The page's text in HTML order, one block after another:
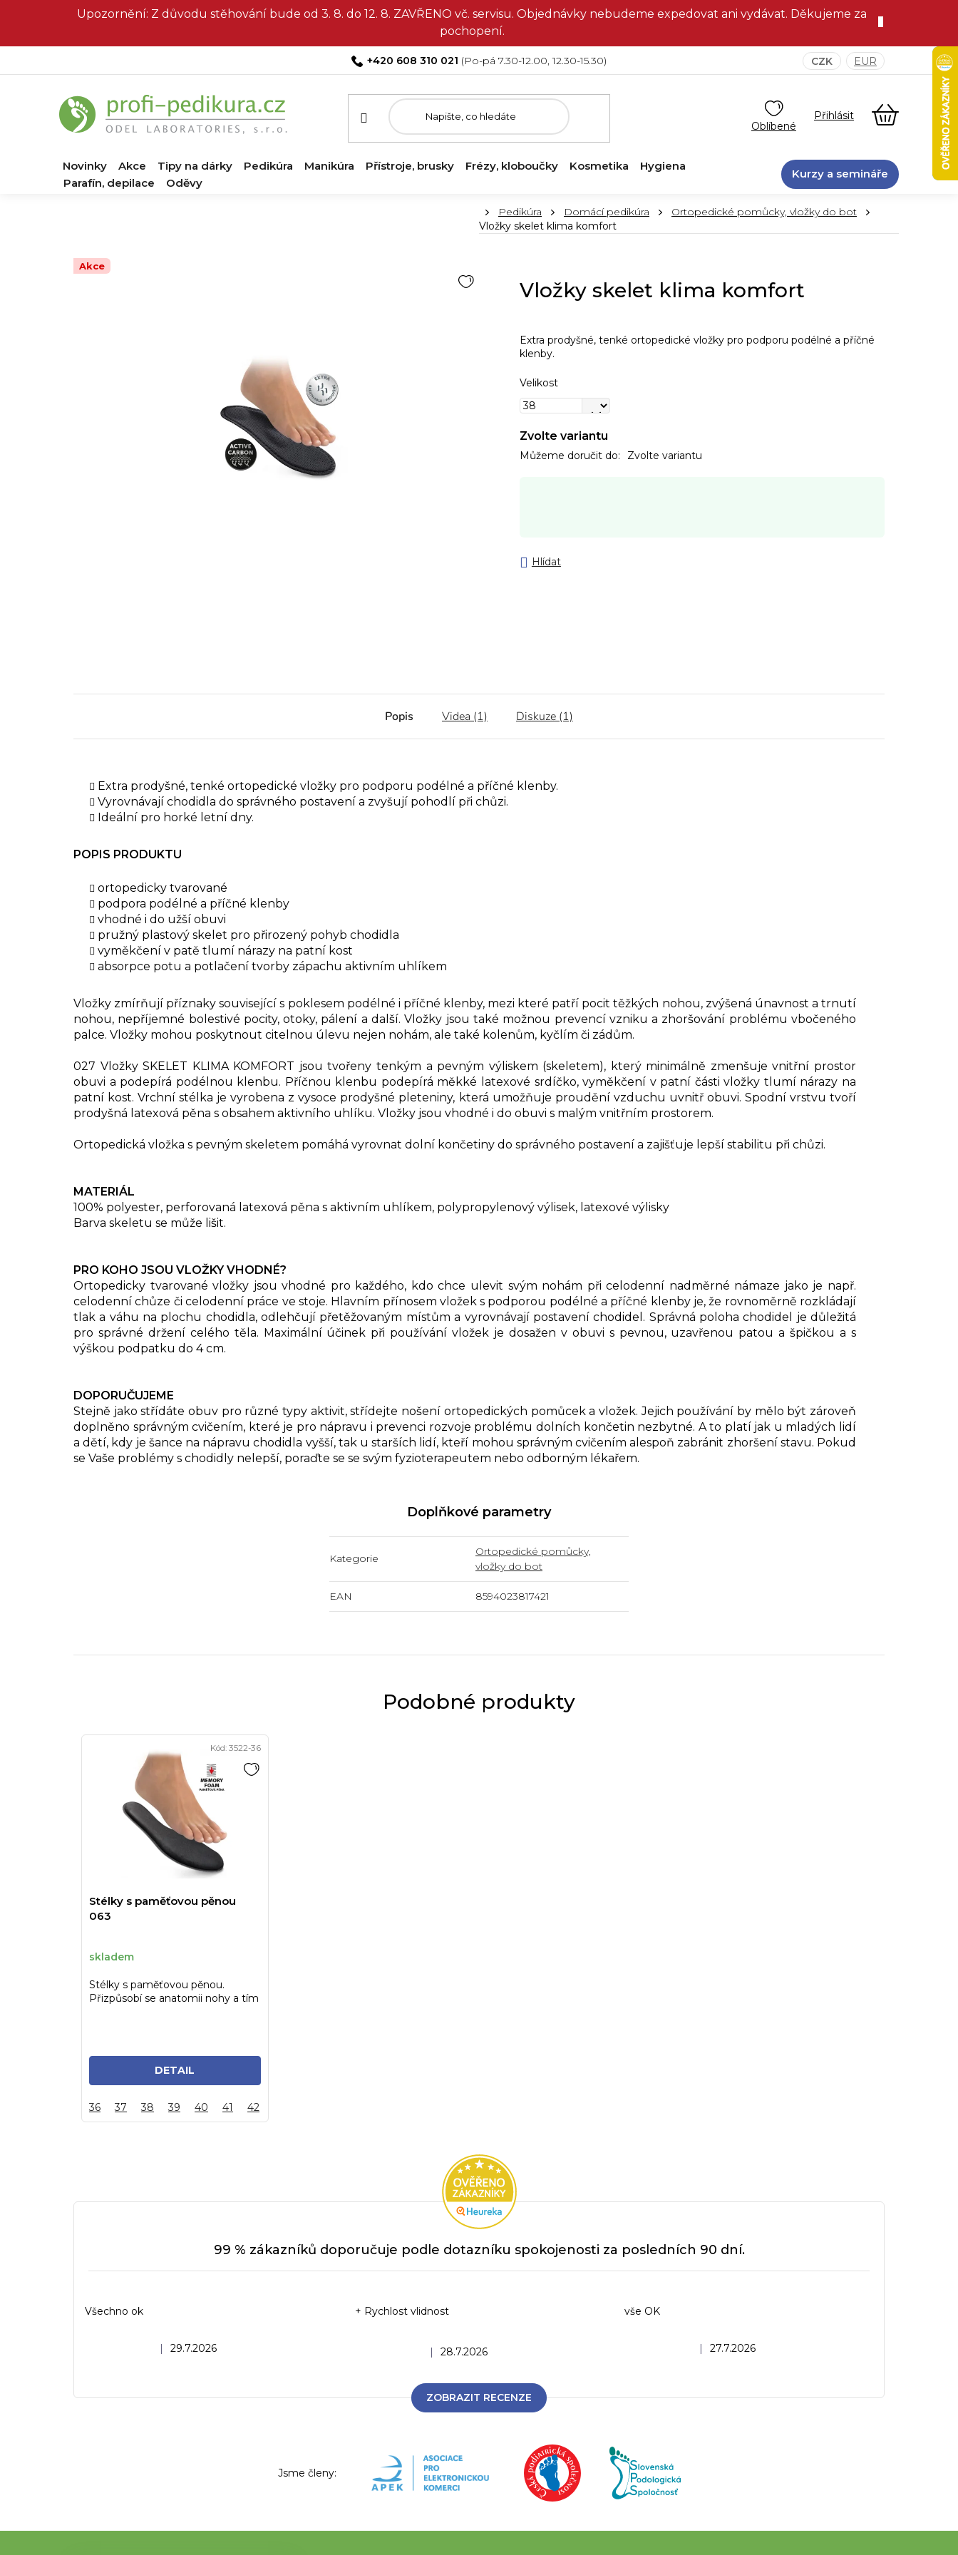
Upozornění: Z důvodu stěhování bude od 3. 8. do 12. 8. ZAVŘENO vč. servisu. Objednávky nebudeme expedovat ani vydávat. Děkujeme za
pochopení.
+420 608 310 021 CZK EUR
NÁKUPNÍ
KOŠÍK
Novinky Akce Tipy na dárky Pedikúra Manikúra Přístroje, brusky Frézy, kloboučky Kosmetika
Hygiena
Parafín, depilace
Oděvy
Kurzy a semináře
DomůPedikúra Domácí pedikúra
Ortopedické pomůcky, vložky do bot
Vložky skelet klima komfort
Vložky skelet klima komfort
Extra prodyšné, tenké ortopedické vložky pro podporu podélné a příčné
klenby.
Velikost
Zvolte variantu
Můžeme doručit do: Zvolte variantu
Hlídat
Akce
Popis Videa (1) Diskuze (1)
Extra prodyšné, tenké ortopedické vložky pro podporu podélné a příčné klenby.
Vyrovnávají chodidla do správného postavení a zvyšují pohodlí při chůzi.
Ideální pro horké letní dny.
POPIS PRODUKTU
ortopedicky tvarované
podpora podélné a příčné klenby
vhodné i do užší obuvi
pružný plastový skelet pro přirozený pohyb chodidla
vyměkčení v patě tlumí nárazy na patní kost
absorpce potu a potlačení tvorby zápachu aktivním uhlíkem
Vložky zmírňují příznaky související s poklesem podélné i příčné klenby, mezi které patří pocit těžkých nohou, zvýšená únavnost a trnutí
nohou, nepříjemné bolestivé pocity, otoky, pálení a další. Vložky jsou také možnou prevencí vzniku a zhoršování problému vbočeného
palce. Vložky mohou poskytnout citelnou úlevu nejen nohám, ale také kolenům, kyčlím či zádům.
027 Vložky SKELET KLIMA KOMFORT jsou tvořeny tenkým a pevným výliskem (skeletem), který minimálně zmenšuje vnitřní prostor
obuvi a podepírá podélnou klenbu. Příčnou klenbu podepírá měkké latexové srdíčko, vyměkčení v patní části vložky tlumí nárazy na
patní kost. Vrchní stélka je vyrobena z vysoce prodyšné pleteniny, která umožňuje proudění vzduchu uvnitř obuvi. Spodní vrstvu tvoří
prodyšná latexová pěna s obsahem aktivního uhlíku. Vložky jsou vhodné i do obuvi s malým vnitřním prostorem.
Ortopedická vložka s pevným skeletem pomáhá vyrovnat dolní končetiny do správného postavení a zajišťuje lepší stabilitu při chůzi.
MATERIÁL
100% polyester, perforovaná latexová pěna s aktivním uhlíkem, polypropylenový výlisek, latexové výlisky
Barva skeletu se může lišit.
PRO KOHO JSOU VLOŽKY VHODNÉ?
Ortopedicky tvarované vložky jsou vhodné pro každého, kdo chce ulevit svým nohám při celodenní nadměrné námaze jako je např.
celodenní chůze či celodenní práce ve stoje. Hlavním přínosem vložek s podporou podélné a příčné klenby je, že rovnoměrně rozkládají
tlak a váhu na plochu chodidla, odlehčují přetěžovaným místům a vyrovnávají postavení chodidel. Správná poloha chodidel je důležitá
pro správné držení celého těla. Maximální účinek při používání vložek je dosažen v obuvi s pevnou, uzavřenou patou a špičkou a s
výškou podpatku do 4 cm.
DOPORUČUJEME
Stejně jako střídáte obuv pro různé typy aktivit, střídejte nošení ortopedických pomůcek a vložek. Jejich používání by mělo být zároveň
doplněno správným cvičením, které je pro nápravu i prevenci rozvoje problému dolních končetin nezbytné. A to platí jak u mladých lidí
a dětí, kdy je šance na nápravu chodidla vyšší, tak u starších lidí, kteří mohou správným cvičením alespoň zabránit zhoršení stavu. Pokud
se Vaše problémy s chodidly nelepší, poraďte se se svým fyzioterapeutem nebo odborným lékařem.
Doplňkové parametry
Kategorie
Ortopedické pomůcky,
vložky do bot
EAN 8594023817421
Podobné produkty
Stélky s paměťovou pěnou
063
skladem
DETAIL
Stélky s paměťovou pěnou.
Přizpůsobí se anatomii nohy a tím
36 37 38 39 40 41 42
Kód: 3522-36
99 % zákazníků doporučuje podle dotazníku spokojenosti za posledních 90 dní.
Hodnocení obchodu je 5 z 5 hvězdiček.
| 29.7.2026
Všechno ok
Hodnocení obchodu je 5 z 5 hvězdiček.
| 28.7.2026
+ Rychlost vlidnost
Hodnocení obchodu je 5 z 5 hvězdiček.
| 27.7.2026
vše OK
ZOBRAZIT RECENZE
Jsme členy: